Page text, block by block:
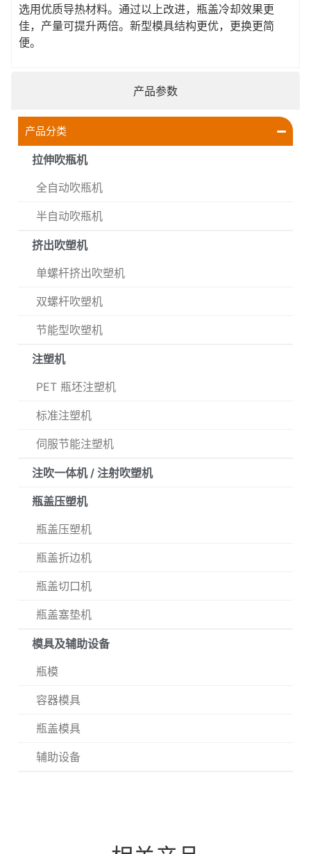
产品分类
拉伸吹瓶机
全自动吹瓶机
半自动吹瓶机
挤出吹塑机
单螺杆挤出吹塑机
双螺杆吹塑机
节能型吹塑机
注塑机
PET 瓶坯注塑机
标准注塑机
伺服节能注塑机
注吹一体机 / 注射吹塑机
瓶盖压塑机
瓶盖压塑机
瓶盖折边机
瓶盖切口机
瓶盖塞垫机
模具及辅助设备
瓶模
容器模具
瓶盖模具
辅助设备
产品参数
选用优质导热材料。通过以上改进，瓶盖冷却效果更
佳，产量可提升两倍。新型模具结构更优，更换更简
便。